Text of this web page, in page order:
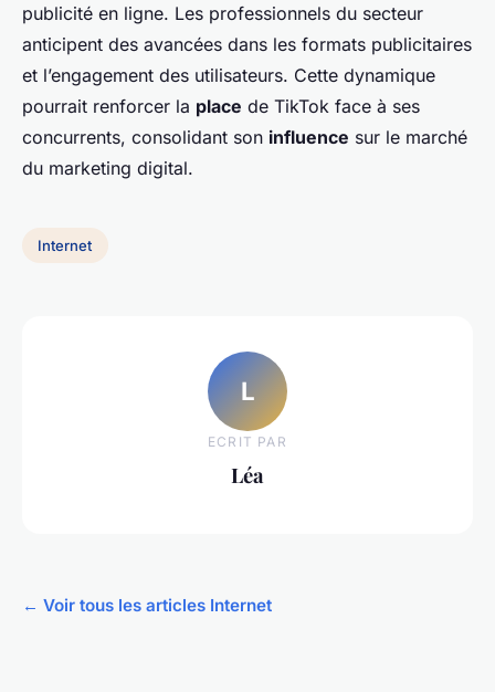
publicité en ligne. Les professionnels du secteur
anticipent des avancées dans les formats publicitaires
et l’engagement des utilisateurs. Cette dynamique
pourrait renforcer la place de TikTok face à ses
concurrents, consolidant son influence sur le marché
du marketing digital.
Internet
L
ECRIT PAR
Léa
← Voir tous les articles Internet